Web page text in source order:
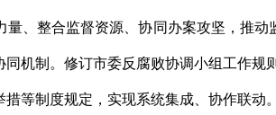
、整合监督资源、协同办案攻坚，推动
机制。修订市委反腐败协调小组工作规
等制度规定，实现系统集成、协作联动